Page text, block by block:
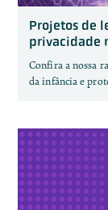
Projetos de
privacidade
Confira a nossa
da infância e